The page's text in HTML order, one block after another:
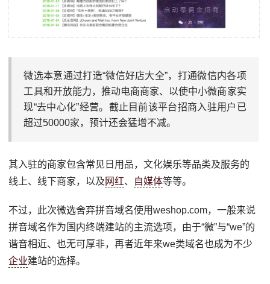
微选本意通过打造“微信好店大全”，打通微信内各项
工具和开放能力，推动电商商家、以使中小微商家实
现“去中心化”经营。截止目前该平台招商入驻用户已
超过50000家，预计还会猛增不减。
其入驻的商家包含常见日用品，文化娱乐等品类及服务的
线上、线下商家，以及 网红、 自媒体等等。
不过，此次微选舍弃拼音域名使用weshop.com，一般来说
拼音域名作为国内终端建站的主流选项，由于“微”与“we”的
谐音相近、也无可厚非，再者近年来we类域名也成为不少
企业建站的选择。